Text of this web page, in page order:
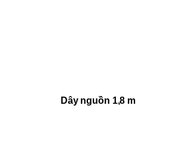
Dây nguồn 1,8 m